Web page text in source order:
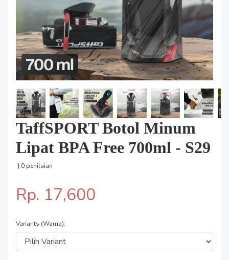
TaffSPORT Botol Minum
Lipat BPA Free 700ml - S29
| 0 penilaian
Rp. 17,600
Variants (Warna):